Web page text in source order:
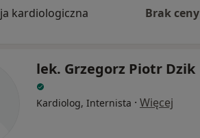
kardiologiczna Brak ceny
lek. Grzegorz Piotr Dzik
Kardiolog, Internista · Więcej